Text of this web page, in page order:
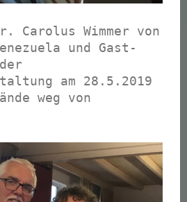
Carolus Wimmer von
und Gast-
am 28.5.2019
weg von